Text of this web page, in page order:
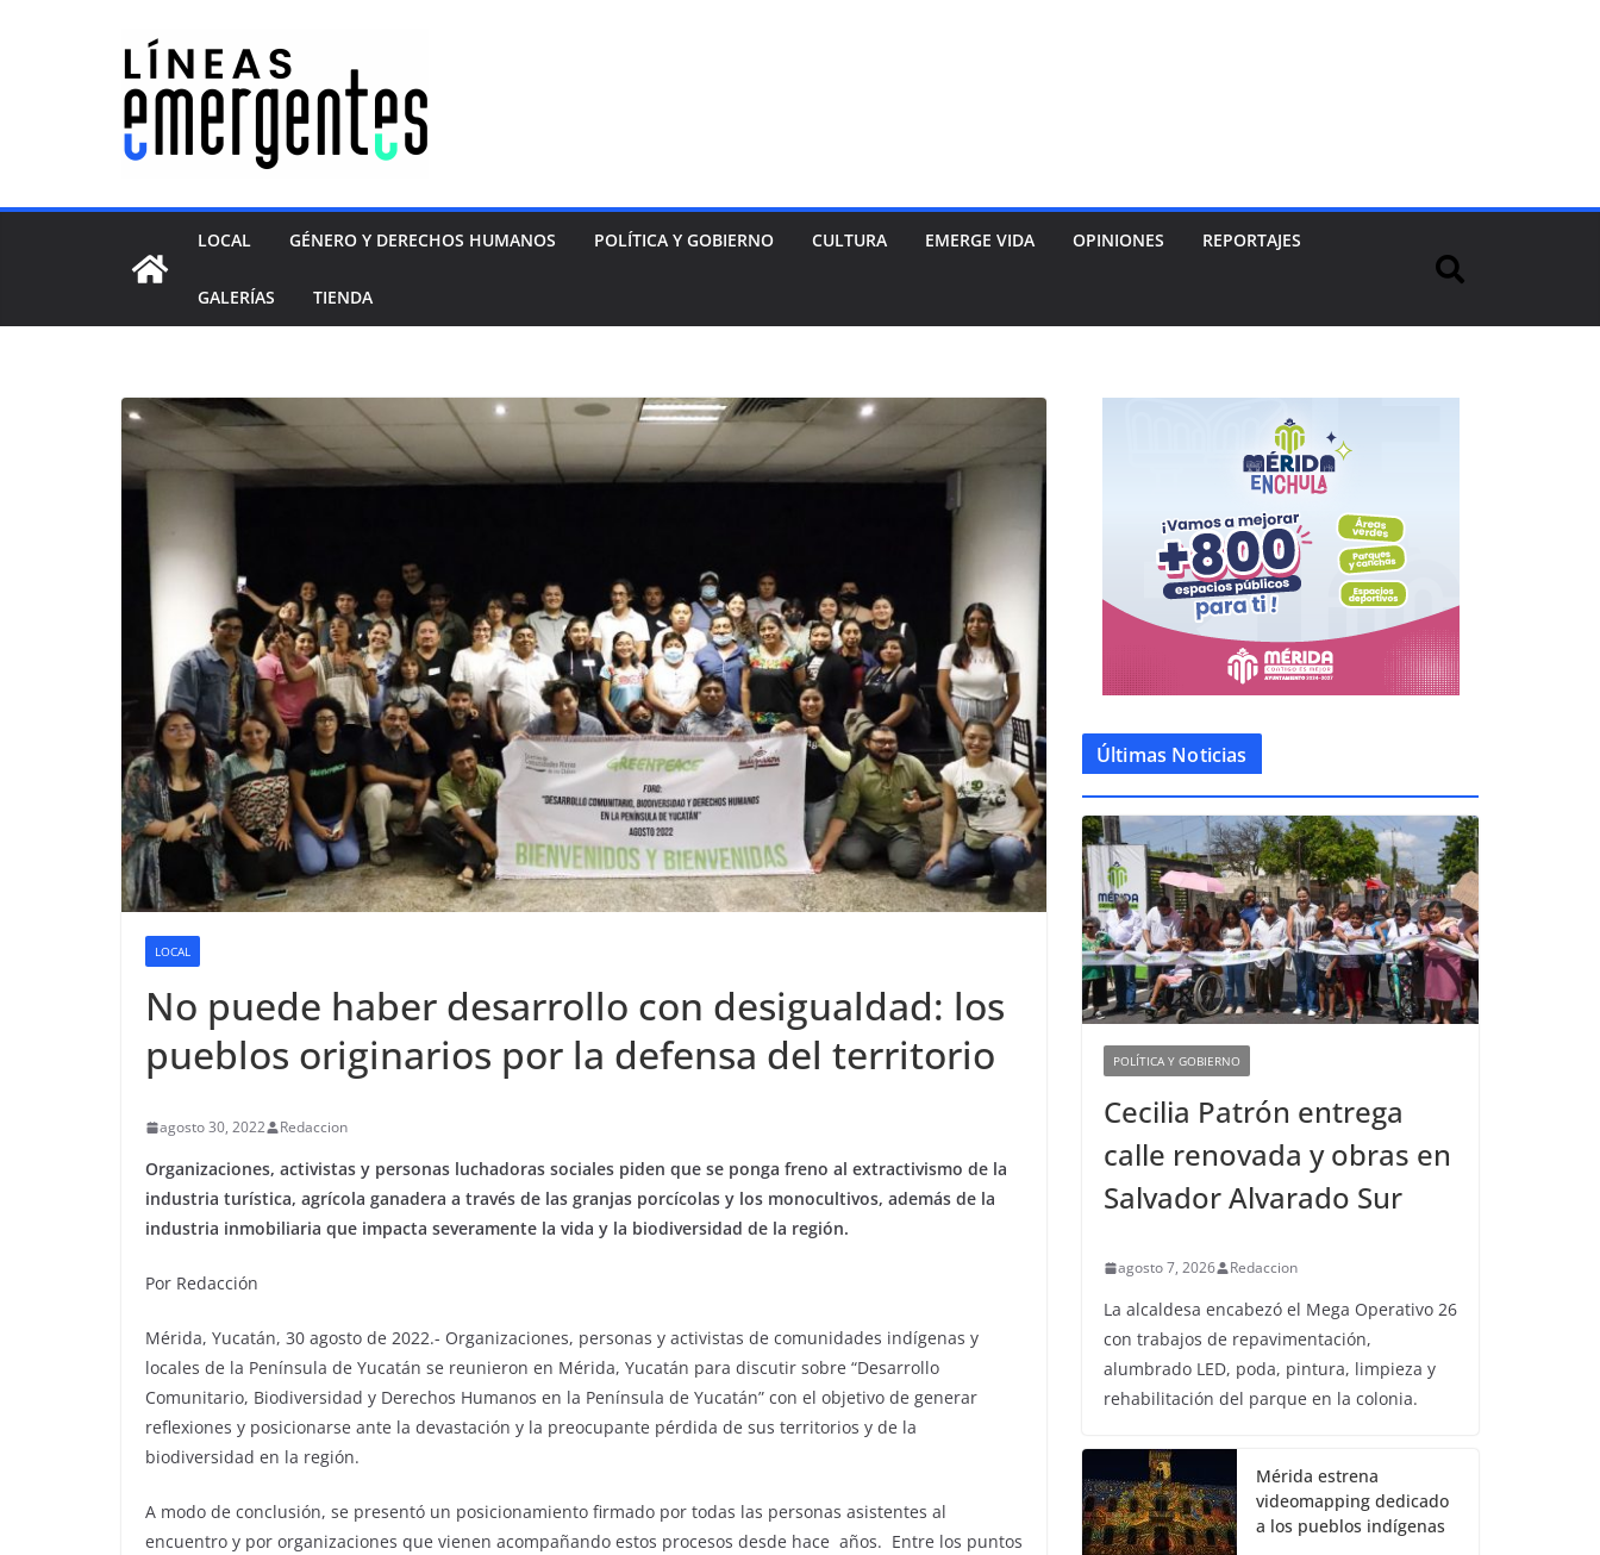
LOCAL GÉNERO Y DERECHOS HUMANOS POLÍTICA Y GOBIERNO CULTURA EMERGE VIDA OPINIONES REPORTAJES
GALERÍAS TIENDA
LOCAL
No puede haber desarrollo con desigualdad: los
pueblos originarios por la defensa del territorio
agosto 30, 2022 Redaccion
Organizaciones, activistas y personas luchadoras sociales piden que se ponga freno al extractivismo de la
industria turística, agrícola ganadera a través de las granjas porcícolas y los monocultivos, además de la
industria inmobiliaria que impacta severamente la vida y la biodiversidad de la región.
Por Redacción
Mérida, Yucatán, 30 agosto de 2022.- Organizaciones, personas y activistas de comunidades indígenas y
locales de la Península de Yucatán se reunieron en Mérida, Yucatán para discutir sobre “Desarrollo
Comunitario, Biodiversidad y Derechos Humanos en la Península de Yucatán” con el objetivo de generar
reﬂexiones y posicionarse ante la devastación y la preocupante pérdida de sus territorios y de la
biodiversidad en la región.
A modo de conclusión, se presentó un posicionamiento ﬁrmado por todas las personas asistentes al
encuentro y por organizaciones que vienen acompañando estos procesos desde hace años. Entre los puntos
Últimas Noticias
POLÍTICA Y GOBIERNO
Cecilia Patrón entrega
calle renovada y obras en
Salvador Alvarado Sur
agosto 7, 2026 Redaccion
La alcaldesa encabezó el Mega Operativo 26
con trabajos de repavimentación,
alumbrado LED, poda, pintura, limpieza y
rehabilitación del parque en la colonia.
Mérida estrena
videomapping dedicado
a los pueblos indígenas